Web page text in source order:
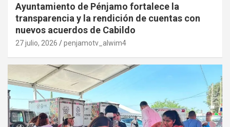
Ayuntamiento de Pénjamo fortalece la
transparencia y la rendición de cuentas con
nuevos acuerdos de Cabildo
27 julio, 2026 penjamotv_alwim4